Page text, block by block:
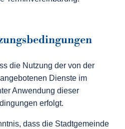
die Nutzung der von der
Dienste im
Anwendung dieser
erfolgt.
dass die Stadtgemeinde